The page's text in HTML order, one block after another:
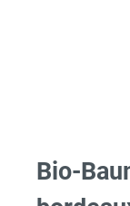
Bio-